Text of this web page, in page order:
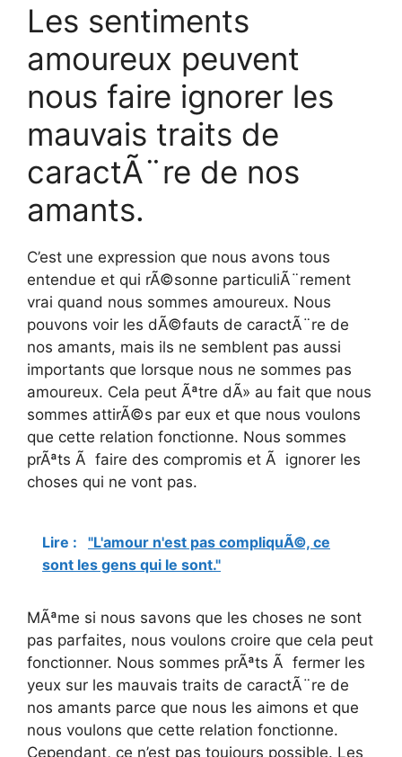
Les sentiments
amoureux peuvent
nous faire ignorer les
mauvais traits de
caractÃ¨re de nos
amants.
C’est une expression que nous avons tous
entendue et qui rÃ©sonne particuliÃ¨rement
vrai quand nous sommes amoureux. Nous
pouvons voir les dÃ©fauts de caractÃ¨re de
nos amants, mais ils ne semblent pas aussi
importants que lorsque nous ne sommes pas
amoureux. Cela peut Ãªtre dÃ» au fait que nous
sommes attirÃ©s par eux et que nous voulons
que cette relation fonctionne. Nous sommes
prÃªts Ã faire des compromis et Ã ignorer les
choses qui ne vont pas.
Lire :
"L'amour n'est pas compliquÃ©, ce
sont les gens qui le sont."
MÃªme si nous savons que les choses ne sont
pas parfaites, nous voulons croire que cela peut
fonctionner. Nous sommes prÃªts Ã fermer les
yeux sur les mauvais traits de caractÃ¨re de
nos amants parce que nous les aimons et que
nous voulons que cette relation fonctionne.
Cependant, ce n’est pas toujours possible. Les